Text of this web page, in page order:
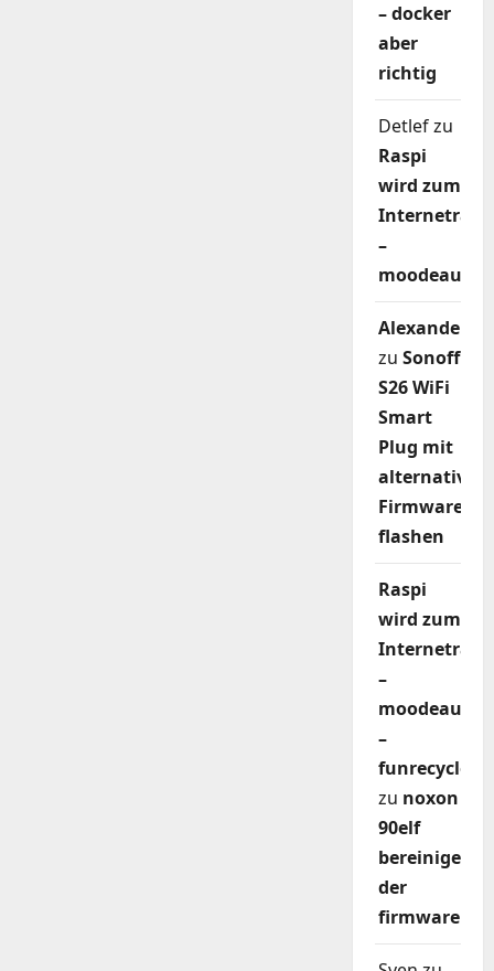
– docker
aber
richtig
Detlefzu
Raspi
wird zum
–
moodeaudio
Alexander
zu Sonoff
S26 WiFi
Smart
Plug mit
alternativer
Firmware
flashen
Raspi
wird zum
–
moodeaudio
–
funrecycler
zu noxon
90elf
bereinigen
der
firmware